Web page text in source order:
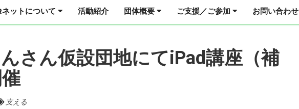
ネットについて 活動紹介 団体概要 ご支援／ご参加 お問い合わせ
さん仮設団地にてiPad講座（補
支える